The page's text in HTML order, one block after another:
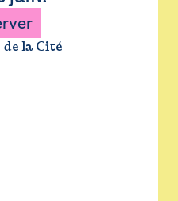
de la Cité